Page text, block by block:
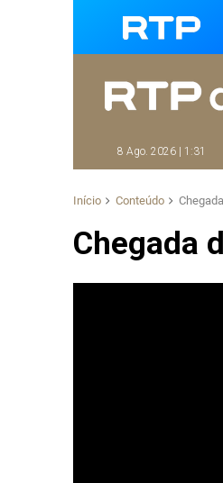
8 Ago. 2026 | 1:31
Início Conteúdo
Chegada